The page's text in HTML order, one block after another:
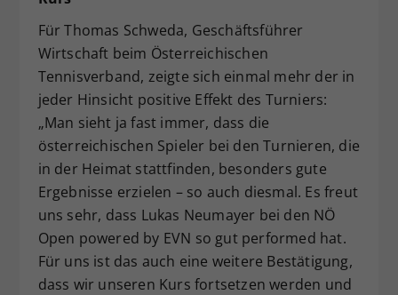
Für Thomas Schweda, Geschäftsführer
Wirtschaft beim Österreichischen
Tennisverband, zeigte sich einmal mehr der in
jeder Hinsicht positive Effekt des Turniers:
„Man sieht ja fast immer, dass die
österreichischen Spieler bei den Turnieren, die
in der Heimat stattfinden, besonders gute
Ergebnisse erzielen – so auch diesmal. Es freut
uns sehr, dass Lukas Neumayer bei den NÖ
Open powered by EVN so gut performed hat.
Für uns ist das auch eine weitere Bestätigung,
dass wir unseren Kurs fortsetzen werden und